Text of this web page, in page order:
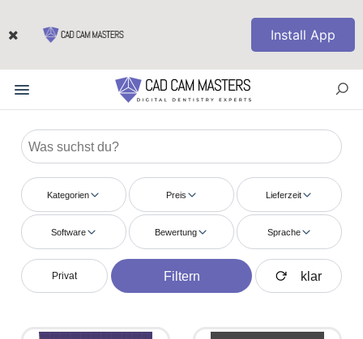
Install App
Kategorien Preis Lieferzeit
Software Bewertung Sprache
Privat Filtern klar